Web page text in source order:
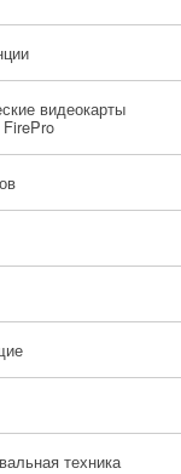
видеокарты
техника